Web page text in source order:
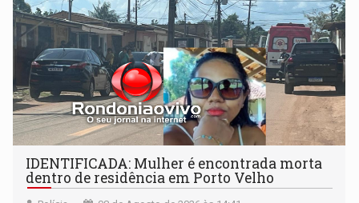
IDENTIFICADA: Mulher é encontrada morta
dentro de residência em Porto Velho